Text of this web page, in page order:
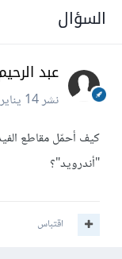
السؤال
عبد الرحيم
نشر14 يناير 2016
كيف أحمّل مقاطع
"أندرويد"؟
اقتباس